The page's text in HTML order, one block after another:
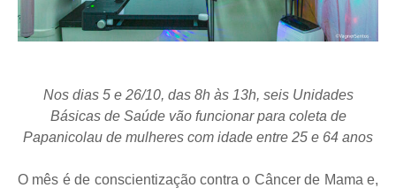
Nos dias 5 e 26/10, das 8h às 13h, seis Unidades
Básicas de Saúde vão funcionar para coleta de
Papanicolau de mulheres com idade entre 25 e 64 anos
O mês é de conscientização contra o Câncer de Mama e,